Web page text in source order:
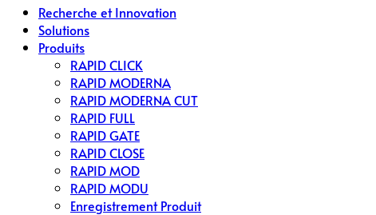
Recherche et Innovation
Solutions
Produits
RAPID CLICK
RAPID MODERNA
RAPID MODERNA CUT
RAPID FULL
RAPID GATE
RAPID CLOSE
RAPID MOD
RAPID MODU
Enregistrement Produit